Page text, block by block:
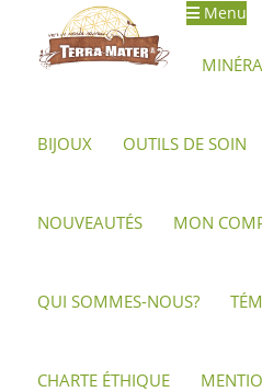
Aller
Aller
au
Menu
BIJOUX OUTILS DE SOIN
NOUVEAUTÉS MON
QUI SOMMES-NOUS?
CHARTE ÉTHIQUE
Accueil Archives Boîte en